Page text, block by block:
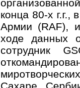
конца 80-х г.г.,
Армии (RAF),
ходе данных
сотрудник